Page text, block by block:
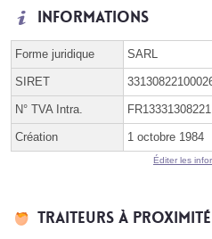
Informations
Forme juridique SARL
SIRET
N° TVA Intra. FR13331308221
Création 1 octobre 1984
Éditer les
Traiteurs à proximité